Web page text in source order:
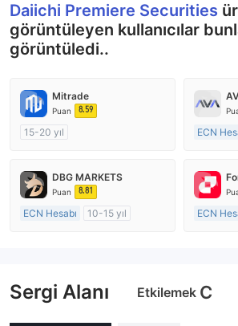
Daiichi Premiere Securities
görüntüleyen kullanıcılar
görüntüledi..
Mitrade
Puan 8.59
15-20 yıl
Pazar Yapıcılık (MM)
Kendi kendini geliştirmiş
ECN
Pazar
MT4
DBG MARKETS
Puan 8.81
ECN Hesabı
10-15 yıl
ECN
Sergi Alanı Etkilemek C